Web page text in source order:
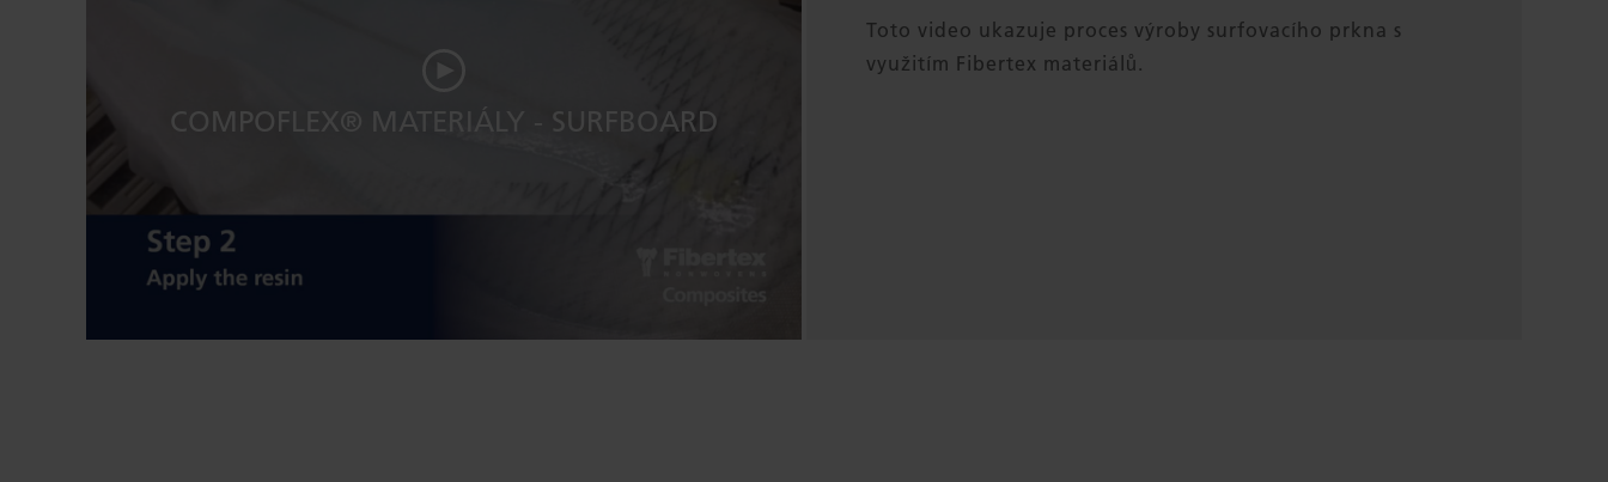
COMPOFLEX® MATERIÁLY - SURFBOARD
Toto video ukazuje proces výroby surfovacího prkna s
využitím Fibertex materiálů.